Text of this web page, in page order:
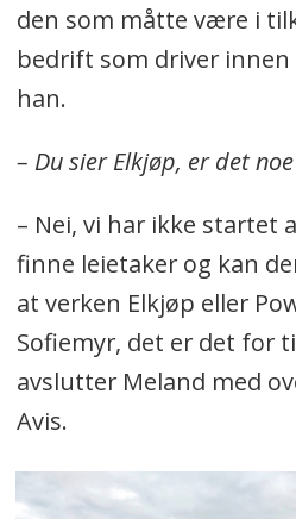
den som måtte være i
bedrift som driver
han.
– Du sier Elkjøp, er det
– Nei, vi har ikke startet
finne leietaker og kan
at verken Elkjøp eller
Sofiemyr, det er det for
avslutter Meland med
Avis.